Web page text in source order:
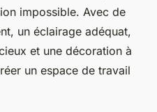
impossible. Avec de
un éclairage adéquat,
et une décoration à
un espace de travail